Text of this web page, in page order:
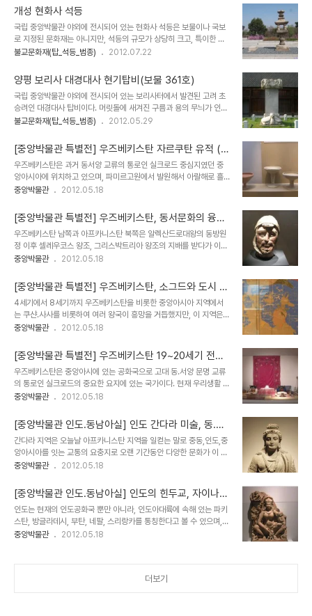
있다. 조선초기에 만들어진 종의 양..
이 우수한편으로 전형적인 석등의 모습을 잘 보여주고 있어 문화재로
지정된 것으로 보인다. 석등은 사각형의 바닥돌 위에 세겨져 있으며,
받침돌은 8각형으로 연꽃무늬를 새겼다. 직선적인 형태를 하고 있는
8각형의 간주석에는 각면에 테를 둘렀으며, 그 안에 글씨를 새겨 놓고
있다. 화개석과 지붕돌, 상륜부는 없어졌던 것을 석등을 경복궁으로 옮
이 석등을 세웠음을 기록해 놓..
개성 현화사 석등
국립 중앙박물관 야외에 전시되어 있는 현화사 석등은 보물이나 국보
로 지정된 문화재는 아니지만, 석등의 규모가 상당히 크고, 특이한 외
형을 하고 있다. 현화사는 개성에 있었던 사찰인데, 석등의 규모로 보
적, 문화재적 가치는 높지 않아 보이고, 투박한 느낌을 준다. 석등은 불
교에서 부처님의 진리를 비춰줌으로서 중생을 착한길로 인도하다는
의미를 갖는 공양물로 사찰의 가람배치에서 불상을 모신 불전 앞을 밝
히는 석조물이다. 우리나라에서 석등은 삼국시대부터 만들어진 것으
로 보이며, 익산 미륵사지에 백제에서 만들었던 석등의 하대석이 남아
았으며, 고려시대 이후 4각형 석등이 많이 만들..
불교문화재(탑_석등_범종) 2012.07.22
양평 보리사 대경대사 현기탑비(보물 361호)
국립 중앙박물관 야외에 전시되어 있는 보리사터에서 발견된 고려 초
승려인 대경대사 탑비이다. 머릿돌에 새겨진 구름과 용의 무늬가 인상
적으로 중국에서 많이 본듯한 느낌을 준다. 받침돌은 거북이 모양을 하
에서 고려초에 활동한 성주산문의 대경대사의 업적을 기리기 위해 세
워진 탑비로 양평 보리사 절터에서 발견되어 경북궁으로 옮겨졌다고
현재는 중앙박물관에 전시되어 있다. 비는 여의주를 물고 있는 거북받
침돌과 비몸, 머리돌로 이루어져 있는데, 거북받침돌에 비해서 용으로
장식되어 있는 머리돌을 크게 만들어 전체적으로 균형을 잃고 있다. 머
힘차게 조각되어 있다. 대경대사는 처음에는 교..
불교문화재(탑_석등_범종) 2012.05.29
[중앙박물관 특별전] 우즈베키스탄 자르쿠탄 유적 (기
원전 20~10세기)
우즈베키스탄은 과거 동서양 교류의 통로인 실크로드 중심지였던 중
앙아시아에 위치하고 있으며, 파미르고원에서 발원해서 아랄해로 흘
러가는 강들을 따라서 발달된 오아시스에서 농경이 발달하였다. 그리
의 칭키스칸이 서역 원정을 떠났을 때도 그 첫번째 목적지가 되었던 사
마르칸트가 있었던 지역이다. 이 곳은 기원전 20세기부터 문명이 발
달하기 시작했으며, 시팔리테파, 자르쿠탄, 추스트 등에서 토기와 청동
기를 중심으로 다양한 유물이 출토되고 있다고 한다. 그 중 우즈베키스
탄 남부 수르한다리아 동부에 위치한 자르쿠탄은 그 규모는 대략 100
벽돌의 사용, 요새화, 원시적 관개농경, 가축의 사육..
중앙박물관 2012.05.18
[중앙박물관 특별전] 우즈베키스탄, 동서문화의 융합
(안렉산드로스의 동방원정에서 쿠샨왕조까지)
우즈베키스탄 남쪽과 아프카니스탄 북쪽은 알렉산드로대왕의 동방원
정 이후 셀레우코스 왕조, 그리스박트리아 왕조의 지배를 받다가 이후
에 한무제가 실크로들 개척하게 된 이유가 된 서역의 월지국이 흉노의
닭에 이 지역은 그리스와 페르시아 문화가 중앙아시아 지역 문화와 융
합된 형태의 모습을 보이게 되며 초기 불교가 서방문화와 융합한 간다
라지역과 더불어 대표적인 지역이다. 이 곳에서는 이런 서양과 동양의
문화가 융합된 형태의 유물들이 다수 발굴되고 있으며, 초기의 원형에
가까운 유물들과 서방문화와 융합된 불교 유적들이 여러곳에 남아 있
의 건축물들이 인상적이다. 주요 유적지로는 박트리..
중앙박물관 2012.05.18
[중앙박물관 특별전] 우즈베키스탄, 소그드와 도시 문
화의 번영 (아프라시압)
4세기에서 8세기까지 우즈베키스탄을 비롯한 중앙아시아 지역에서
는 쿠샨.사사를 비롯하여 여러 왕국이 흥망을 거듭했지만, 이 지역은
왕국의 흥망과는 별개를 지역별로 작은 도시국가 형태인 소왕국들이
나 등이 있었는데 그 중 당시 중앙아시아의 실크로드 무역을 중개하면
서 많은 부를 축적한 소그드 상인의 고향인 사마르칸드 왕국이 제일 번
성했다고 한다. 사마르칸트 왕구의 도성인 아프라시압은 5~6세기에
소그드의 중심으로 크게 번성하였다고, 몽골 칭기즈칸의 침입으로 폐
허가 된 도시이다. 도성내에는 궁전, 주거지, 종교유적이 발견되었으며
는 사람이 그려진 아프라시압벽화가 이 곳에서 발견되..
중앙박물관 2012.05.18
[중앙박물관 특별전] 우즈베키스탄 19~20세기 전통
공예
우즈베키스탄은 중앙아시에 있는 공화국으로 고대 동.서양 문명 교류
의 통로인 실크로드의 중요한 요지에 있는 국가이다. 현재 우리생활 큰
영향을 미치고 있는 불교의 전래를 비롯하여 많은 서역의 문물이 이 곳
민 대부분은 이슬람을 믿고 있는 무슬림 국가라 할 수 있다. 이 곳 사람
들이 사는 방식은 사막의 무슬림들이 사는 방식과 비슷한 모습을 하고
있으며, 그들의 사는 모습을 보여주기 위해서 박물관에서는 최근의 전
통공예품을 전시해 놓고 있다. 얼마전 찾아 갔었던 중국 서부의 투루판
지역에 있는 위구르인 주택 내부의 모습과 거의 비슷해 보였다. 아마도
가정에서 사용하는 물건들을 전시해..
중앙박물관 2012.05.18
[중앙박물관 인도.동남아실] 인도 간다라 미술, 동.서
문화의 융합
간다라 지역은 오늘날 아프카니스탄 지역을 일컫는 말로 중동,인도,중
앙아시아를 잇는 교통의 요충지로 오랜 기간동안 다양한 문화가 이 지
역에 도입되었다. 얼마전 인류문화유산이 파괴되었고, 미국과 첨예한
고 있는 지역이기도 한다. 이 간다라 지역은 불교의 전파에 큰 역할을
한 곳이며, 불교에 외래 종교인 이집트, 그리스 등의 종교와 문화가 도
입되어 융합되게 만든 중요한 지역 중 하나이다. 불교에서 신앙의 중심
이 초기에는 부처의 사리를 모신 스투파(탑)에서 부처를 형상화한 불
상으로 변화하게 만든 지역이다. 이 지역에서는 다수의 불상을 비롯하
중앙박물관 2012.05.18
[중앙박물관 인도.동남아실] 인도의 힌두교, 자이나교
예술
인도는 현재의 인도공화국 뿐만 아니라, 인도아대륙에 속해 있는 파키
스탄, 방글라데시, 부탄, 네팔, 스리랑카를 통칭한다고 볼 수 있으며,
인도양과 북족의 산맥으로 다른지역과 분리되는 지역 특유의 문화적,
정도로 넓은 지역이다. 인도는 크게 남쪽의 기존 토착민인 드라비다계
중앙박물관 2012.05.18
더보기